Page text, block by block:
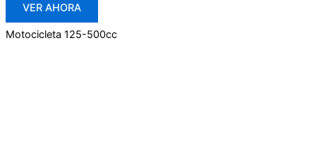
VER AHORA
Motocicleta 125-500cc